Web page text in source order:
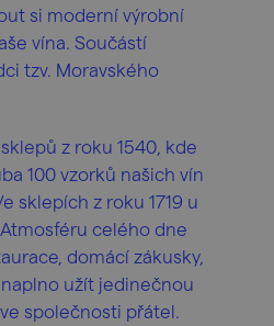
si moderní výrobní
vína. Součástí
tzv. Moravského
z roku 1540, kde
100 vzorků našich vín
sklepích z roku 1719 u
celého dne
domácí zákusky,
užít jedinečnou
společnosti přátel.